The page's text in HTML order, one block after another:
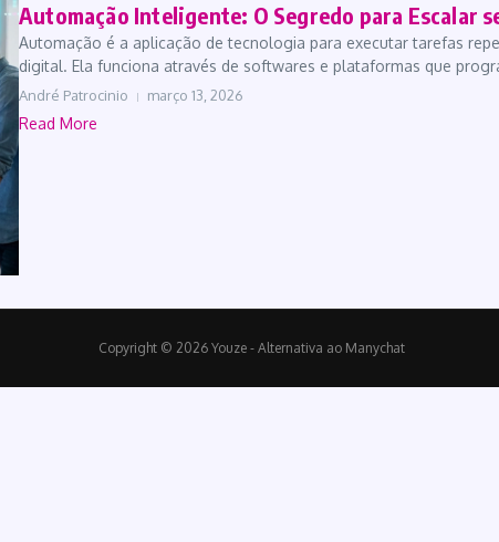
Automação Inteligente: O Segredo para Escalar
Automação é a aplicação de tecnologia para executar tarefas
digital. Ela funciona através de softwares e plataformas que
André Patrocinio março 13, 2026
Read More
Copyright © 2026 Youze - Alternativa ao Manychat